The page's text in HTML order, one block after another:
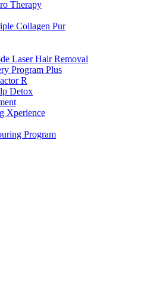
Therapy
Collagen Pur
Laser Hair Removal
Program Plus
R
Detox
Xperience
Program